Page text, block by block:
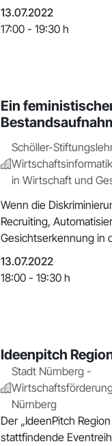
13.07.2022
17:00 - 19:30 h
Ein
Schöller-
in Wirtschaft und
Wenn die
Recruiting,
Gesichtserkennung in
wird di
13.07.2022
18:00 - 19:30 h
Ideenpitch
Stadt Nürnberg -
Nürnberg
Der „IdeenPitch
stattfindende